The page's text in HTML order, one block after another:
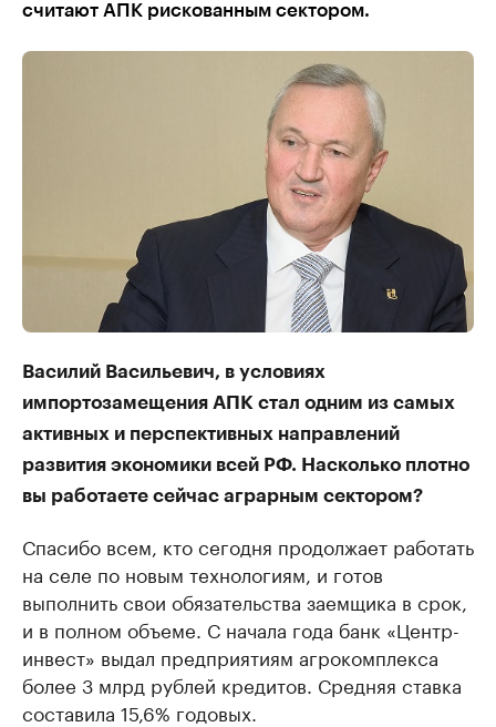
считают АПК рискованным сектором.
Василий Васильевич, в условиях
импортозамещения АПК стал одним из самых
активных и перспективных направлений
развития экономики всей РФ. Насколько плотно
вы работаете сейчас аграрным сектором?
Спасибо всем, кто сегодня продолжает работать
на селе по новым технологиям, и готов
выполнить свои обязательства заемщика в срок,
и в полном объеме. С начала года банк «Центр-
инвест» выдал предприятиям агрокомплекса
более 3 млрд рублей кредитов. Средняя ставка
составила 15,6% годовых.